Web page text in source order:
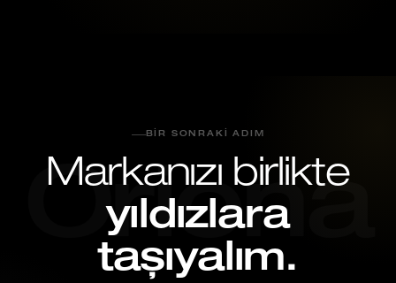
Oriona
BIR SONRAKI ADIM
Markanızı birlikte
yıldızlara
taşıyalım.